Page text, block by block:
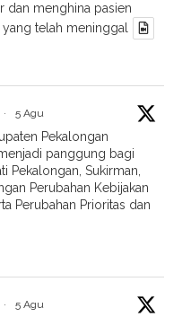
dan menghina pasien
yang telah meninggal
· 5 Agu
Pekalongan
panggung bagi
Pekalongan, Sukirman,
Perubahan Kebijakan
Perubahan Prioritas dan
· 5 Agu